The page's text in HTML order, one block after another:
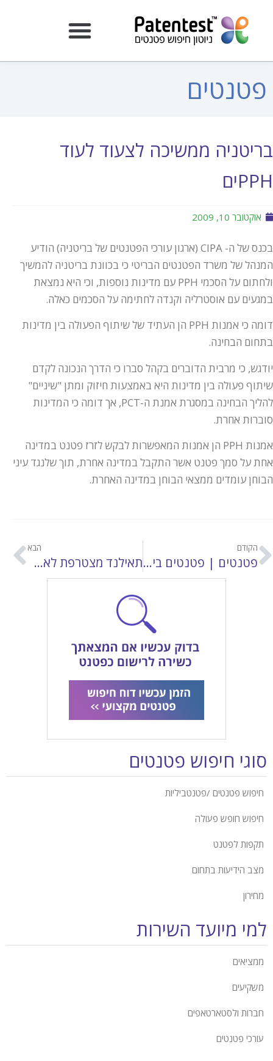
פטנטים
בריטניה ממשיכה לצעוד לעוד
PPHים
אוקטובר 10, 2009
בכנס של ה- CIPA (ארגון עורכי הפטנטים של בריטניה) הודיע
המנהל של משרד הפטנטים הבריטי כי בכוונת בריטניה להמשיך
ולחתום על הסכמי PPH עם מדינות נוספות, וכי היא נמצאת
במגעים עם אוסטרליה וקנדה לחתימה על הסכמים כאלה.
דומה כי אמנות PPH הן העתיד של שיתוף הפעולה בין מדינות
בתחום הבחינה.
יודגש, כי מרבית הדוברים בקהל סברו כי הדרך הנכונה לקדם
שיתוף פעולה בין מדינות היא באמצעות חיזוק ומתן "שיניים"
להליך הבחינה במסגרת אמנת ה-PCT, אך דומה כי המדינות
סוברות אחרת.
אמנות PPH הן אמנות המאפשרות לבקש לזרז פטנט במדינה
אחת על סמך פטנט אשר התקבל במדינה אחרת, תוך שלנגד עיני
הבוחן עומדים ממצאי הבוחן במדינה האחרת.
הקודם
פטנטים | פטנטים ביוטכנולוגיים באירופה: הקדמה
הבא
תאילנד מצטרפת לאמנת ה- PCT
סוגי חיפוש פטנטים
חיפוש פטנטים /פטנטביליות
חיפוש חופש פעולה
תקפות לפטנט
מצב הידיעות בתחום
מחירון
למי מיועד השירות
ממציאים
משקיעים
חברות ולסטארטאפים
עורכי פטנטים